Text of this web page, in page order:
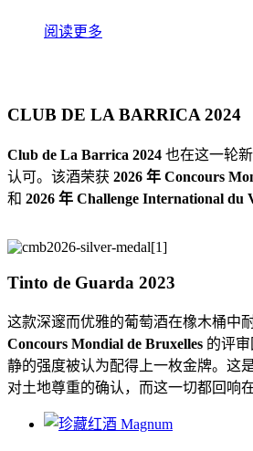
阅读更多
CLUB DE LA BARRICA 2024
Club de La Barrica 2024 也在这一轮
认可。该酒荣获 2026 年 Concours
和 2026 年 Challenge International du
Tinto de Guarda 2023
这款深邃而优雅的葡萄酒在橡木桶中
Concours Mondial de Bruxelles 的评
静的强度被认为配得上一枚金牌。这
对土地尊重的确认，而这一切都回响